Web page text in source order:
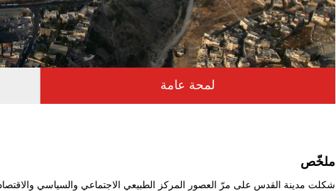
Tabs
لمحة عامة
ملخّص
شكلت مدينة القدس على مرّ العصور المركز الطبيعي الاجتماعي والسياسي